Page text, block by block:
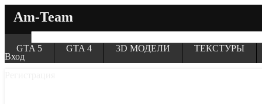
Am-Team
Вход
GTA 5 GTA 4 3D МОДЕЛИ ТЕКСТУРЫ